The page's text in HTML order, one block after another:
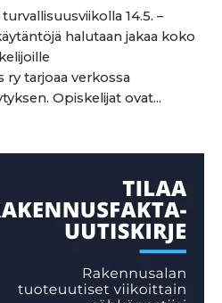
14.5. –
halutaan jakaa koko
tarjoaa verkossa
Opiskelijat ovat...